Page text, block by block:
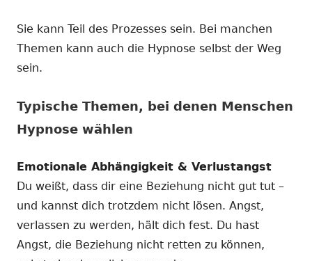
Sie kann Teil des Prozesses sein. Bei manchen
Themen kann auch die Hypnose selbst der Weg
sein.
Typische Themen, bei denen Menschen
Hypnose wählen
Emotionale Abhängigkeit & Verlustangst
Du weißt, dass dir eine Beziehung nicht gut tut –
und kannst dich trotzdem nicht lösen. Angst,
verlassen zu werden, hält dich fest. Du hast
Angst, die Beziehung nicht retten zu können,